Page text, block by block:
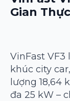
Gian
VinFast
khúc city
lượng 18,64
đa 25 kW –